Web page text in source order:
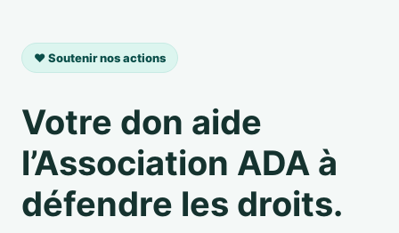
❤️ Soutenir nos actions
Votre don aide
l’Association ADA à
défendre les droits.